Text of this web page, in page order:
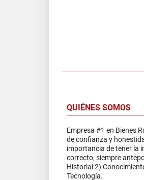
QUIÉNES SOMOS
Empresa #1 en Bienes
de confianza y
importancia de tener la
correcto, siempre
Historial 2)
Tecnología.